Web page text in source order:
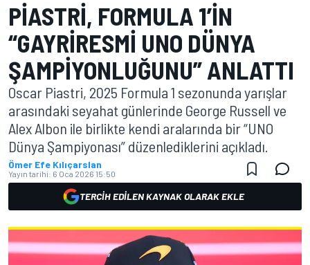
PIASTRI, FORMULA 1’IN
“GAYRIRESMI UNO DÜNYA
ŞAMPIYONLUĞUNU” ANLATTI
Oscar Piastri, 2025 Formula 1 sezonunda yarışlar
arasındaki seyahat günlerinde George Russell ve
Alex Albon ile birlikte kendi aralarında bir “UNO
Dünya Şampiyonası” düzenlediklerini açıkladı.
Ömer Efe Kılıçarslan
Yayın tarihi: 6 Oca 2026 15:50
TERCIH EDILEN KAYNAK OLARAK EKLE